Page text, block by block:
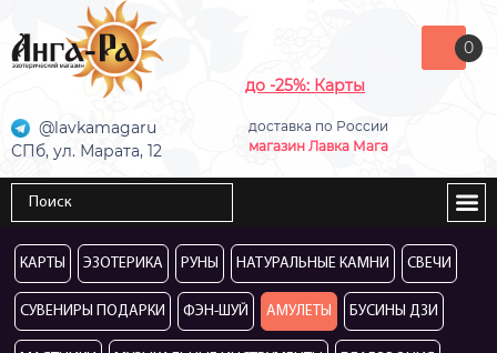
до -25%: Карты
доставка по России
магазин Лавка Мага
@lavkamagaru
СПб, ул. Марата, 12
0
КАРТЫ ЭЗОТЕРИКА РУНЫ НАТУРАЛЬНЫЕ КАМНИ СВЕЧИ
СУВЕНИРЫ ПОДАРКИ ФЭН-ШУЙ АМУЛЕТЫ БУСИНЫ ДЗИ